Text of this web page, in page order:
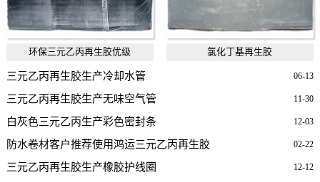
环保三元乙丙再生胶优级 氯化丁基再生胶
06-13
三元乙丙再生胶生产冷却水管
11-30
三元乙丙再生胶生产无味空气管
12-03
白灰色三元乙丙生产彩色密封条
02-22
防水卷材客户推荐使用鸿运三元乙丙再生胶
12-12
三元乙丙再生胶生产橡胶护线圈